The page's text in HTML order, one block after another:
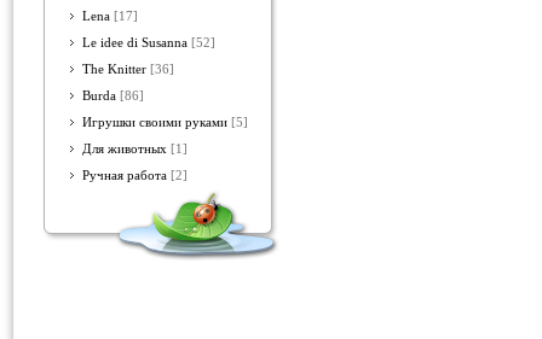
Lena [17]
Le idee di Susanna [52]
The Knitter [36]
Burda [86]
Игрушки своими руками [5]
Для животных [1]
Ручная работа [2]